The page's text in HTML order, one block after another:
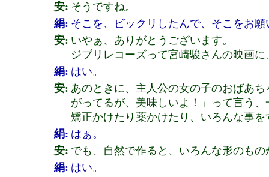
安: そうですね。
絹: そこを、ビックリしたんで、そこをお願
安: いやぁ、ありがとうございます。
ジブリレコーズって宮崎駿さんの映画
絹: はい。
安: あのときに、主人公の女の子のおばあ
がってるが、美味しいよ！」って言う
矯正かけたり薬かけたり、いろんな事
絹: はぁ。
安: でも、自然で作ると、いろんな形のも
絹: はい。